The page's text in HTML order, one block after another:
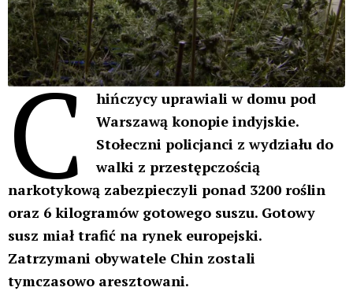
C
hińczycy uprawiali w domu pod
Warszawą konopie indyjskie.
Stołeczni policjanci z wydziału do
walki z przestępczością
narkotykową zabezpieczyli ponad 3200 roślin
oraz 6 kilogramów gotowego suszu. Gotowy
susz miał trafić na rynek europejski.
Zatrzymani obywatele Chin zostali
tymczasowo aresztowani.